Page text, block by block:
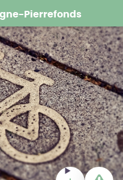
Pierrefonds
TéléchargerSignaler